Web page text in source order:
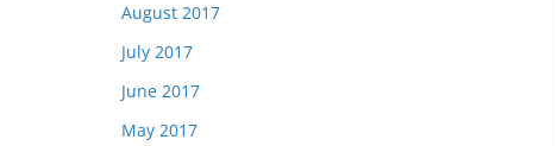
August 2017
July 2017
June 2017
May 2017